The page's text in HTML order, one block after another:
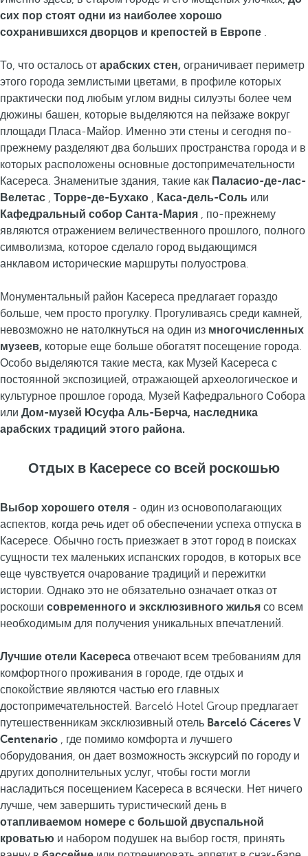
сих пор стоят одни из наиболее хорошо
сохранившихся дворцов и крепостей в Европе .
То, что осталось от арабских стен, ограничивает периметр
этого города землистыми цветами, в профиле которых
практически под любым углом видны силуэты более чем
дюжины башен, которые выделяются на пейзаже вокруг
площади Пласа-Майор. Именно эти стены и сегодня по-
прежнему разделяют два больших пространства города и в
которых расположены основные достопримечательности
Касереса. Знаменитые здания, такие как Паласио-де-лас-
Велетас , Торре-де-Бухако , Каса-дель-Соль или
Кафедральный собор Санта-Мария , по-прежнему
являются отражением величественного прошлого, полного
символизма, которое сделало город выдающимся
анклавом исторические маршруты полуострова.
Монументальный район Касереса предлагает гораздо
больше, чем просто прогулку. Прогуливаясь среди камней,
невозможно не натолкнуться на один из многочисленных
музеев, которые еще больше обогатят посещение города.
Особо выделяются такие места, как Музей Касереса с
постоянной экспозицией, отражающей археологическое и
культурное прошлое города, Музей Кафедрального Собора
или Дом-музей Юсуфа Аль-Берча, наследника
арабских традиций этого района.
Отдых в Касересе со всей роскошью
Выбор хорошего отеля - один из основополагающих
аспектов, когда речь идет об обеспечении успеха отпуска в
Касересе. Обычно гость приезжает в этот город в поисках
сущности тех маленьких испанских городов, в которых все
еще чувствуется очарование традиций и пережитки
истории. Однако это не обязательно означает отказ от
роскоши современного и эксклюзивного жилья со всем
необходимым для получения уникальных впечатлений.
Лучшие отели Касереса отвечают всем требованиям для
комфортного проживания в городе, где отдых и
спокойствие являются частью его главных
достопримечательностей. Barceló Hotel Group предлагает
путешественникам эксклюзивный отель Barceló Cáceres V
Centenario , где помимо комфорта и лучшего
оборудования, он дает возможность экскурсий по городу и
других дополнительных услуг, чтобы гости могли
насладиться посещением Касереса в всячески. Нет ничего
лучше, чем завершить туристический день в
отапливаемом номере с большой двуспальной
кроватью и набором подушек на выбор гостя, принять